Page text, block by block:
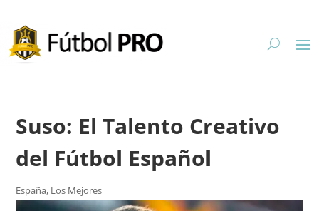
Suso: El Talento Creativo
del Fútbol Español
España, Los Mejores